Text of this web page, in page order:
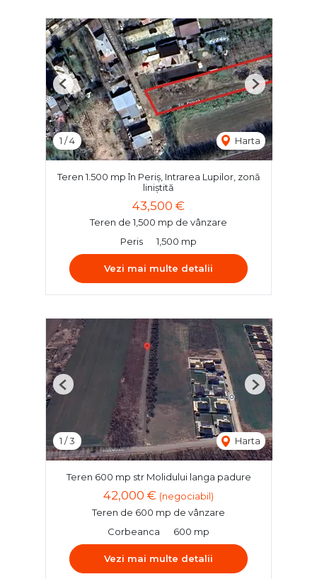
1 /4 Harta
Previous Next
Teren 1.500 mp în Periș, Intrarea Lupilor, zonă
liniștită
43,500 €
Teren de 1,500 mp de vânzare
Peris
1,500 mp
Vezi mai multe detalii
1 /3 Harta
Previous Next
Teren 600 mp str Molidului langa padure
42,000 € (negociabil)
Teren de 600 mp de vânzare
Corbeanca
600 mp
Vezi mai multe detalii